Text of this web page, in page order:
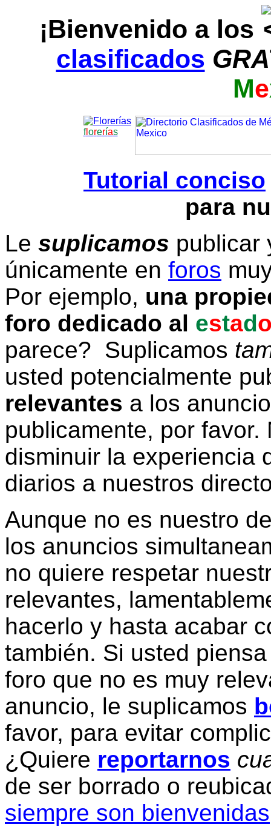
¡Bienvenido a los
clasificados
Me
florerías
Tutorial conciso
para
Le suplicamos publicar
únicamente en foros
Por ejemplo, una
foro dedicado al estad
parece? Suplicamos
usted potencialmente
relevantes a los
publicamente, por
disminuir la experiencia
diarios a nuestros
Aunque no es nuestro
los anuncios
no quiere respetar
relevantes,
hacerlo y hasta acabar
también. Si usted
foro que no es muy
anuncio, le suplicamos
favor, para evitar
¿Quiere reportarnos
de ser borrado o
siempre son bienvenidas